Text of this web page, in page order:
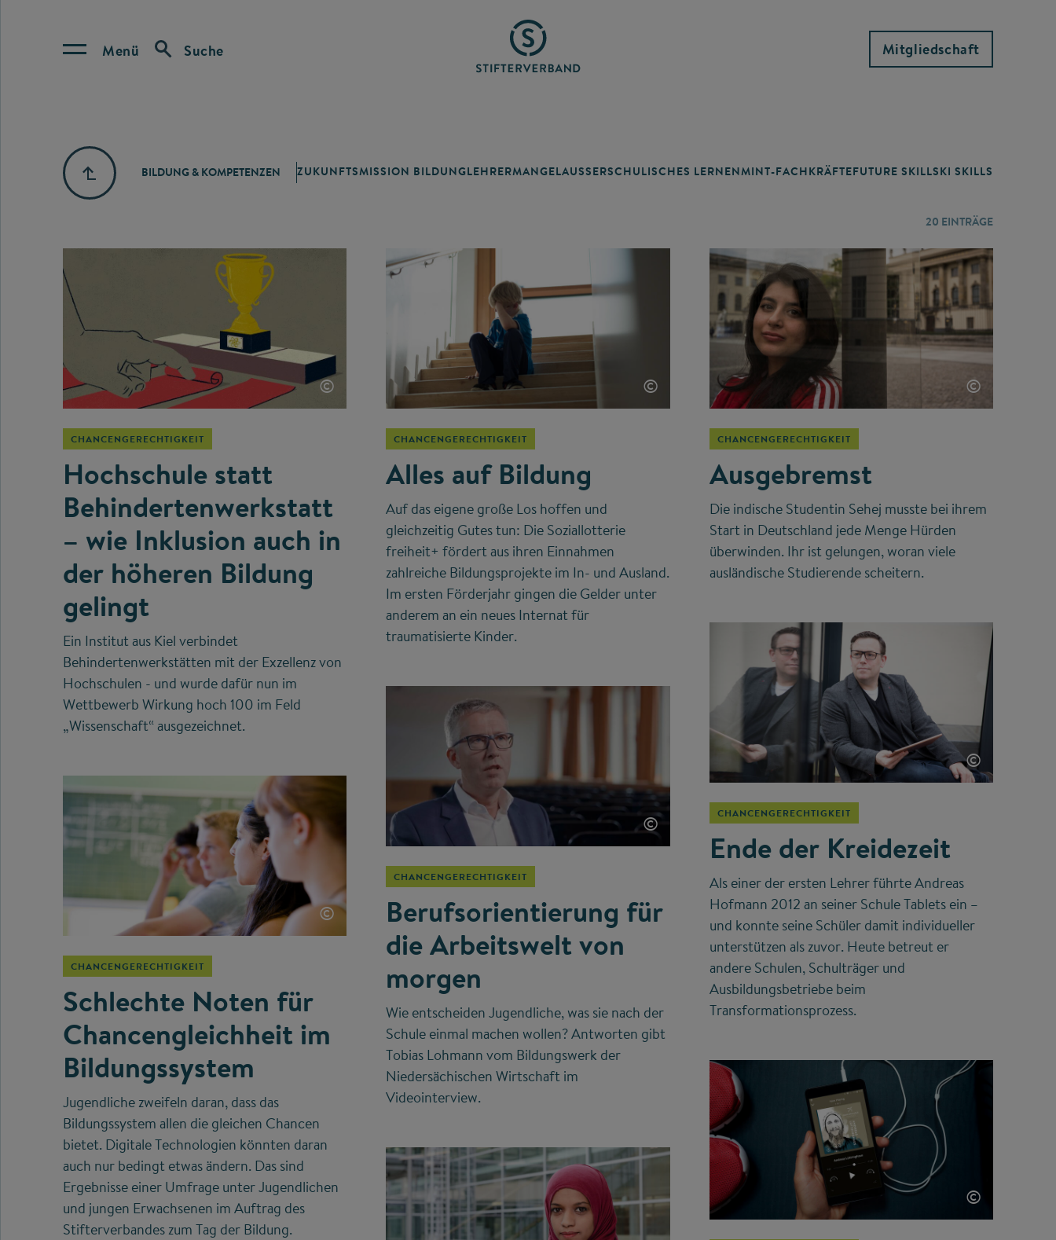
Menü Suche Mitgliedschaft
BILDUNG & KOMPETENZEN ZUKUNFTSMISSION BILDUNGLEHRERMANGELAUSSERSCHULISCHES LERNEN MINT-FACHKRÄFTEFUTURE SKILLSKI SKILLS
20 EINTRÄGE
©
CHANCENGERECHTIGKEIT
Hochschule statt
Behindertenwerkstatt
– wie Inklusion auch in
der höheren Bildung
gelingt
Ein Institut aus Kiel verbindet
Behindertenwerkstätten mit der Exzellenz von
Hochschulen - und wurde dafür nun im
Wettbewerb Wirkung hoch 100 im Feld
„Wissenschaft“ ausgezeichnet.
©
CHANCENGERECHTIGKEIT
Alles auf Bildung
Auf das eigene große Los hoffen und
gleichzeitig Gutes tun: Die Soziallotterie
freiheit+ fördert aus ihren Einnahmen
zahlreiche Bildungsprojekte im In- und Ausland.
Im ersten Förderjahr gingen die Gelder unter
anderem an ein neues Internat für
traumatisierte Kinder.
©
CHANCENGERECHTIGKEIT
Ausgebremst
Die indische Studentin Sehej musste bei ihrem
Start in Deutschland jede Menge Hürden
überwinden. Ihr ist gelungen, woran viele
ausländische Studierende scheitern.
©
CHANCENGERECHTIGKEIT
Schlechte Noten für
Chancengleichheit im
Bildungssystem
Jugendliche zweifeln daran, dass das
Bildungssystem allen die gleichen Chancen
bietet. Digitale Technologien könnten daran
auch nur bedingt etwas ändern. Das sind
Ergebnisse einer Umfrage unter Jugendlichen
und jungen Erwachsenen im Auftrag des
Stifterverbandes zum Tag der Bildung.
©
CHANCENGERECHTIGKEIT
Berufsorientierung für
die Arbeitswelt von
morgen
Wie entscheiden Jugendliche, was sie nach der
Schule einmal machen wollen? Antworten gibt
Tobias Lohmann vom Bildungswerk der
Niedersächischen Wirtschaft im
Videointerview.
©
CHANCENGERECHTIGKEIT
Ende der Kreidezeit
Als einer der ersten Lehrer führte Andreas
Hofmann 2012 an seiner Schule Tablets ein –
und konnte seine Schüler damit individueller
unterstützen als zuvor. Heute betreut er
andere Schulen, Schulträger und
Ausbildungsbetriebe beim
Transformationsprozess.
©